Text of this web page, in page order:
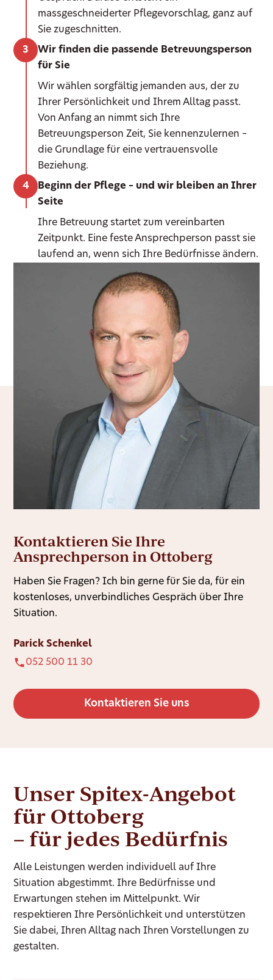
Kontaktieren Sie Ihre
Ansprechperson in Ottoberg
Haben Sie Fragen? Ich bin gerne für Sie da, für ein
kostenloses, unverbindliches Gespräch über Ihre
Situation.
Parick Schenkel
052 500 11 30
Kontaktieren Sie uns
massgeschneiderter Pflegevorschlag, ganz auf
Sie zugeschnitten.
Wir finden die passende Betreuungsperson
für Sie
Wir wählen sorgfältig jemanden aus, der zu
Ihrer Persönlichkeit und Ihrem Alltag passt.
Von Anfang an nimmt sich Ihre
Betreuungsperson Zeit, Sie kennenzulernen –
die Grundlage für eine vertrauensvolle
Beziehung.
Beginn der Pflege – und wir bleiben an Ihrer
Seite
Ihre Betreuung startet zum vereinbarten
Zeitpunkt. Eine feste Ansprechperson passt sie
laufend an, wenn sich Ihre Bedürfnisse ändern.
Unser Spitex-Angebot
für Ottoberg
– für jedes Bedürfnis
Alle Leistungen werden individuell auf Ihre
Situation abgestimmt. Ihre Bedürfnisse und
Erwartungen stehen im Mittelpunkt. Wir
respektieren Ihre Persönlichkeit und unterstützen
Sie dabei, Ihren Alltag nach Ihren Vorstellungen zu
gestalten.